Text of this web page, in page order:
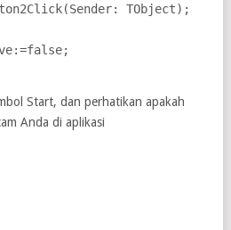
TObject);
Start, dan perhatikan apakah
Anda di aplikasi